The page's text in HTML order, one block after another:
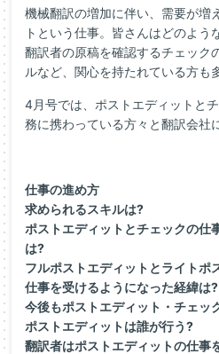
機械翻訳の増加に伴い、需要が増
トという仕事。皆さんはどのよう
翻訳者の原稿を確認するチェック
ルなど、関心を持たれている方も
4月号では、ポストエディットと
務に携わっている方々と翻訳会社
仕事の進め方
求められるスキルは?
ポストエディットとチェックの仕
は?
フルポストエディットとライトポ
仕事を受けるようになった経緯は?
今後もポストエディット・チェッ
ポストエディットは誰が行う?
翻訳者はポストエディットの仕事